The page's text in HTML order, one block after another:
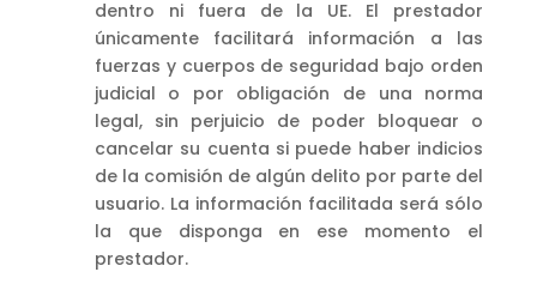
dentro ni fuera de la UE. El prestador
únicamente facilitará información a las
fuerzas y cuerpos de seguridad bajo orden
judicial o por obligación de una norma
legal, sin perjuicio de poder bloquear o
cancelar su cuenta si puede haber indicios
de la comisión de algún delito por parte del
usuario. La información facilitada será sólo
la que disponga en ese momento el
prestador.